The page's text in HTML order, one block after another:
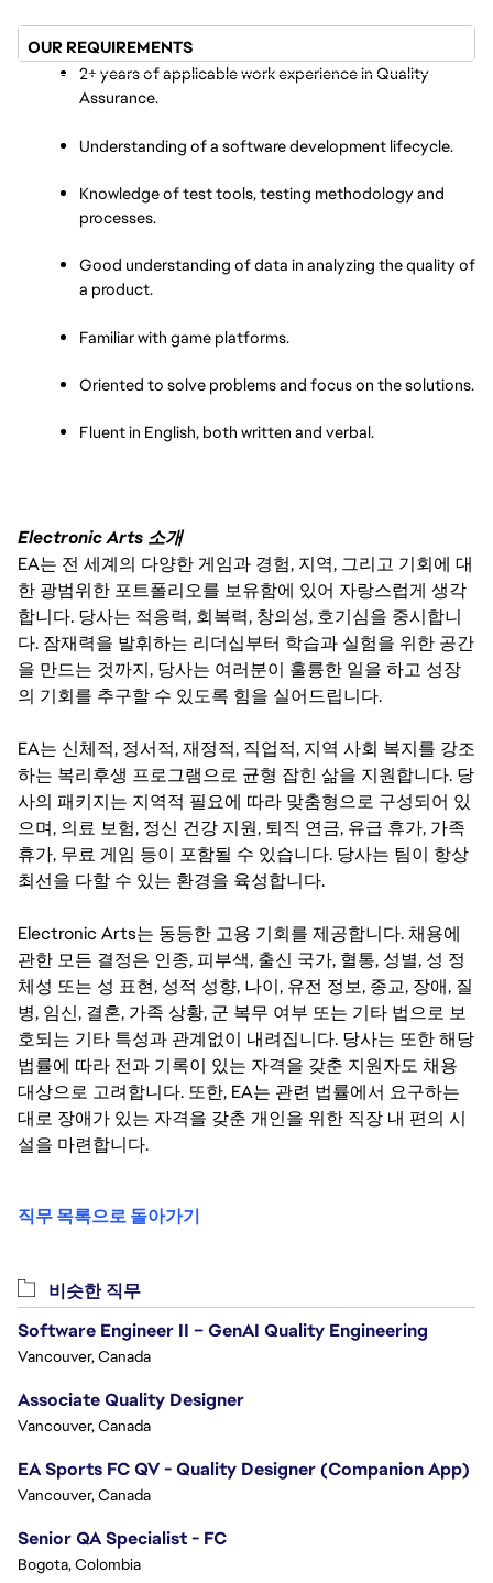
OUR REQUIREMENTS
2+ years of applicable work experience in Quality
Assurance.
Understanding of a software development lifecycle.
Knowledge of test tools, testing methodology and
processes.
Good understanding of data in analyzing the quality of
a product.
Familiar with game platforms.
Oriented to solve problems and focus on the solutions.
Fluent in English, both written and verbal.
Electronic Arts 소개
EA는 전 세계의 다양한 게임과 경험, 지역, 그리고 기회에 대
한 광범위한 포트폴리오를 보유함에 있어 자랑스럽게 생각
합니다. 당사는 적응력, 회복력, 창의성, 호기심을 중시합니
다. 잠재력을 발휘하는 리더십부터 학습과 실험을 위한 공간
을 만드는 것까지, 당사는 여러분이 훌륭한 일을 하고 성장
의 기회를 추구할 수 있도록 힘을 실어드립니다.
EA는 신체적, 정서적, 재정적, 직업적, 지역 사회 복지를 강조
하는 복리후생 프로그램으로 균형 잡힌 삶을 지원합니다. 당
사의 패키지는 지역적 필요에 따라 맞춤형으로 구성되어 있
으며, 의료 보험, 정신 건강 지원, 퇴직 연금, 유급 휴가, 가족
휴가, 무료 게임 등이 포함될 수 있습니다. 당사는 팀이 항상
최선을 다할 수 있는 환경을 육성합니다.
Electronic Arts는 동등한 고용 기회를 제공합니다. 채용에
관한 모든 결정은 인종, 피부색, 출신 국가, 혈통, 성별, 성 정
체성 또는 성 표현, 성적 성향, 나이, 유전 정보, 종교, 장애, 질
병, 임신, 결혼, 가족 상황, 군 복무 여부 또는 기타 법으로 보
호되는 기타 특성과 관계없이 내려집니다. 당사는 또한 해당
법률에 따라 전과 기록이 있는 자격을 갖춘 지원자도 채용
대상으로 고려합니다. 또한, EA는 관련 법률에서 요구하는
대로 장애가 있는 자격을 갖춘 개인을 위한 직장 내 편의 시
설을 마련합니다.
직무 목록으로 돌아가기
비슷한 직무
Software Engineer II – GenAI Quality Engineering
Vancouver, Canada
Associate Quality Designer
Vancouver, Canada
EA Sports FC QV - Quality Designer (Companion App)
Vancouver, Canada
Senior QA Specialist - FC
Bogota, Colombia